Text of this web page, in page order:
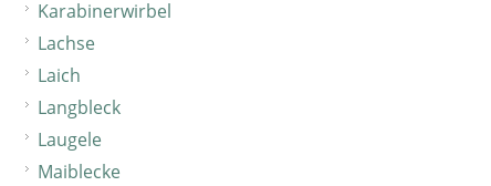
Karabinerwirbel
Lachse
Laich
Langbleck
Laugele
Maiblecke